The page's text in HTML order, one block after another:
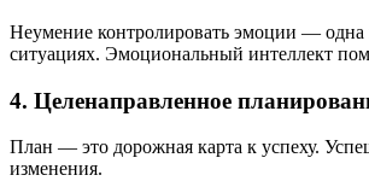
Неумение контролировать эмоции — одна
ситуациях. Эмоциональный интеллект
4. Целенаправленное
План — это дорожная карта к успеху.
изменения.